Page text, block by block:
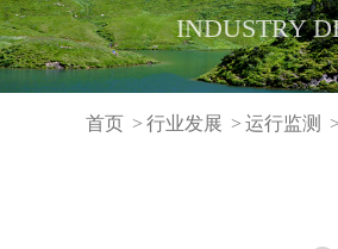
INDUSTRY
首页 行业发展 运行监测